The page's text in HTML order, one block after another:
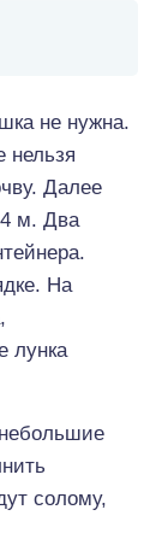
не нужна.
нельзя
Далее
м. Два
На
лунка
солому,